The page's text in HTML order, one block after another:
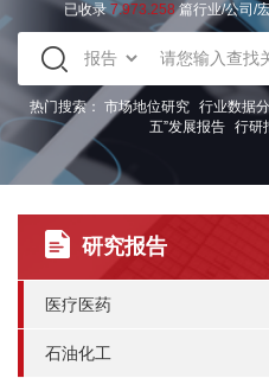
已收录7.973.258篇行业/公司/
热门搜索： 市场地位研究 行业数据
五”发展报告 行研
研究报告
医疗医药
石油化工